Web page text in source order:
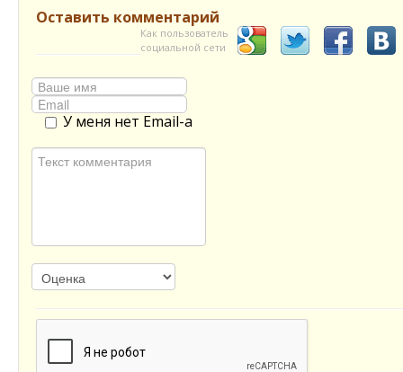
Оставить комментарий
Как пользователь
социальной сети
У меня нет Email-а